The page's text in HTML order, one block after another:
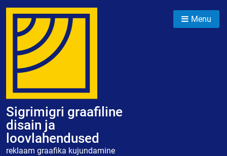
Skip
content
Sigrimigri graafiline
disain ja
loovlahendused
reklaam graafika kujundamine
Menu